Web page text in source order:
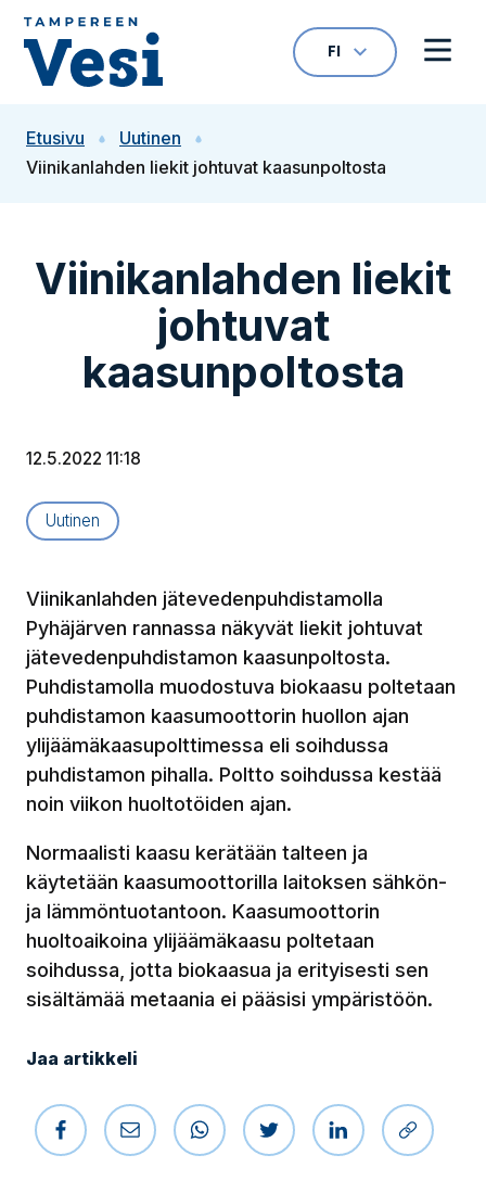
Siirry sisältöön
VALITTU KIELI:
FI
Avaa
Etusivu
Uutinen
Viinikanlahden liekit johtuvat kaasunpoltosta
Viinikanlahden liekit
johtuvat
kaasunpoltosta
12.5.2022 11:18
Artikkelityyppi:
Uutinen
Viinikanlahden jätevedenpuhdistamolla
Pyhäjärven rannassa näkyvät liekit johtuvat
jätevedenpuhdistamon kaasunpoltosta.
Puhdistamolla muodostuva biokaasu poltetaan
puhdistamon kaasumoottorin huollon ajan
ylijäämäkaasupolttimessa eli soihdussa
puhdistamon pihalla. Poltto soihdussa kestää
noin viikon huoltotöiden ajan.
Normaalisti kaasu kerätään talteen ja
käytetään kaasumoottorilla laitoksen sähkön-
ja lämmöntuotantoon. Kaasumoottorin
huoltoaikoina ylijäämäkaasu poltetaan
soihdussa, jotta biokaasua ja erityisesti sen
sisältämää metaania ei pääsisi ympäristöön.
Jaa artikkeli
Jaa Facebookissa
Jaa sähköpostilla
Jaa WhatsAppissa
Jaa Twitterissä
Jaa Kopioi